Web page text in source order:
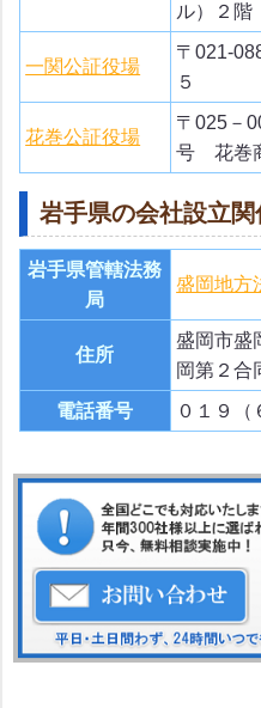
ル）２階
一関公証役場
〒021-
５
花巻公証役場
〒025－
号 花巻
岩手県の会社設立関
岩手県管轄法務
局
盛岡地方
住所
盛岡市盛
岡第２合
電話番号
０１９（